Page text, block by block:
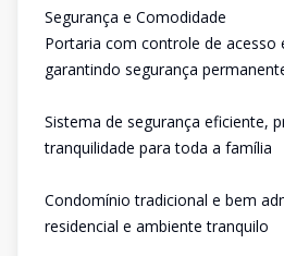
Segurança e Comodidade
Portaria com controle de acesso
garantindo segurança
Sistema de segurança eficiente,
tranquilidade para toda a família
Condomínio tradicional e bem
residencial e ambiente tranquilo